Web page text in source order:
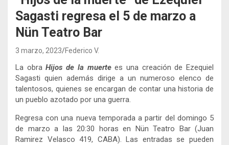
Sagasti regresa el 5 de marzo a
Nün Teatro Bar
3 marzo, 2023 Federico V.
La obraHijos de la muertees una creación de Ezequiel
Sagasti quien además dirige a un numeroso elenco de
talentosos, quienes se encargan de contar una historia de
un pueblo azotado por una guerra.
Regresa con una nueva temporada a partir del domingo 5
de marzo a las 20:30 horas en Nün Teatro Bar (Juan
Ramirez Velasco 419, CABA). Las entradas se pueden